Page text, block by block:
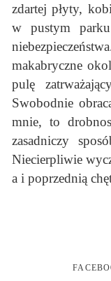
zdartej płyty,
w pustym
makabryczne
pulę
Swobodnie
mnie, to
zasadniczy
Niecierpliwie
a i poprzednią